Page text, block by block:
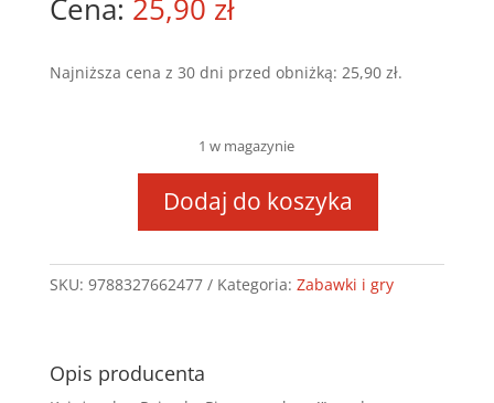
25,90 zł
Najniższa cena z 30 dni przed obniżką: 25,90 zł.
1 w magazynie
Pierwsze
słowa
Pojazdy
Dodaj do koszyka
SKU: 9788327662477 Kategoria: Zabawki i gry
Opis producenta